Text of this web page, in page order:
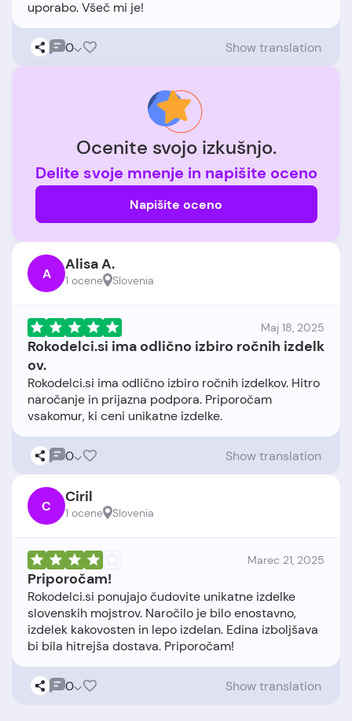
0 Show translation
Ocenite svojo izkušnjo.
Delite svoje mnenje in napišite oceno
Napišite oceno
A Alisa A.
1 ocene Slovenia
Maj 18, 2025
Rokodelci.si ima odlično izbiro ročnih izdelk
ov.
Rokodelci.si ima odlično izbiro ročnih izdelkov. Hitro
naročanje in prijazna podpora. Priporočam
0 Show translation
C Ciril
1 ocene Slovenia
Marec 21, 2025
Priporočam!
Rokodelci.si ponujajo čudovite unikatne izdelke
slovenskih mojstrov. Naročilo je bilo enostavno,
izdelek kakovosten in lepo izdelan. Edina izboljšava
0 Show translation